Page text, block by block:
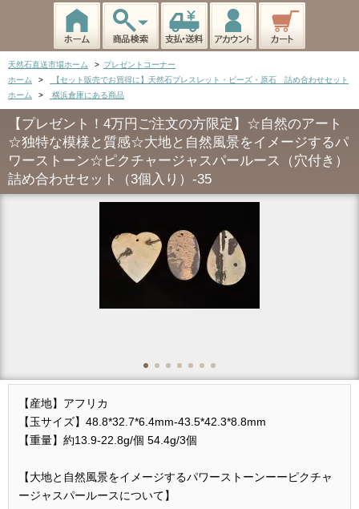
天然石直送市場ホーム > プレゼントコーナー
ホーム
>
【セット販売でお買得に】天然石ブレスレット・ビーズ・原石 詰め合わせセット
ホーム
> 横浜倉庫にある商品
【プレゼント！4万円ご注文の方限定】☆自然のアート
☆独特な模様と質感☆大地と自然風景をイメージするパ
ワーストーン☆ピクチャージャスパールース（穴付き）
詰め合わせセット（3個入り）-35
【産地】アフリカ
【玉サイズ】48.8*32.7*6.4mm-43.5*42.3*8.8mm
【重量】約13.9-22.8g/個 54.4g/3個
【大地と自然風景をイメージするパワーストーンーーピクチャ
ージャスパールースについて】